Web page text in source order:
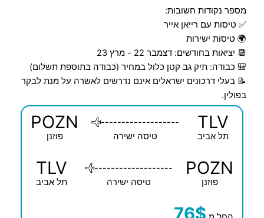
מספר נקודות חשובות:
✅ טיסות עם רייאן אייר
🌍 טיסות ישירות
📆 יציאות בחודשים: דצמבר 22 - מרץ 23
🎒 כבודה: תיק גב קטן כלול במחיר (כבודה בתוספת תשלום)
📝 בעלי דרכונים ישראלים אינם נדרשים לאשרה על מנת לבקר
בפולין.
TLV
תל אביב
-------------------
טיסה ישירה
POZN
פוזנן
POZN
פוזנן
-------------------
טיסה ישירה
TLV
תל אביב
76$